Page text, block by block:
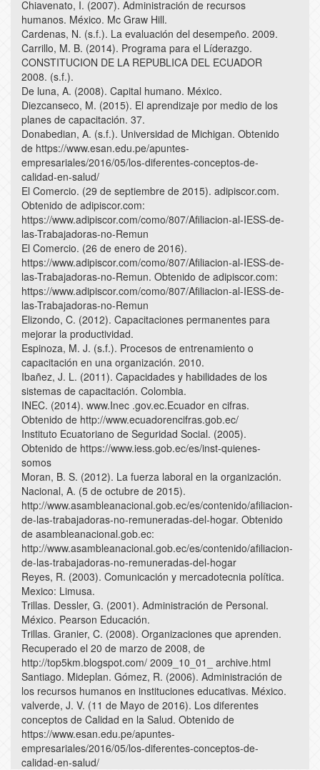
Chiavenato, I. (2007). Administración de recursos
humanos. México. Mc Graw Hill.
Cardenas, N. (s.f.). La evaluación del desempeño. 2009.
Carrillo, M. B. (2014). Programa para el Líderazgo.
CONSTITUCION DE LA REPUBLICA DEL ECUADOR
2008. (s.f.).
De luna, A. (2008). Capital humano. México.
Diezcanseco, M. (2015). El aprendizaje por medio de los
planes de capacitación. 37.
Donabedian, A. (s.f.). Universidad de Michigan. Obtenido
de https://www.esan.edu.pe/apuntes-
empresariales/2016/05/los-diferentes-conceptos-de-
calidad-en-salud/
El Comercio. (29 de septiembre de 2015). adipiscor.com.
Obtenido de adipiscor.com:
https://www.adipiscor.com/como/807/Afiliacion-al-IESS-de-
las-Trabajadoras-no-Remun
El Comercio. (26 de enero de 2016).
https://www.adipiscor.com/como/807/Afiliacion-al-IESS-de-
las-Trabajadoras-no-Remun. Obtenido de adipiscor.com:
https://www.adipiscor.com/como/807/Afiliacion-al-IESS-de-
las-Trabajadoras-no-Remun
Elizondo, C. (2012). Capacitaciones permanentes para
mejorar la productividad.
Espinoza, M. J. (s.f.). Procesos de entrenamiento o
capacitación en una organización. 2010.
Ibañez, J. L. (2011). Capacidades y habilidades de los
sistemas de capacitación. Colombia.
INEC. (2014). www.Inec .gov.ec.Ecuador en cifras.
Obtenido de http://www.ecuadorencifras.gob.ec/
Instituto Ecuatoriano de Seguridad Social. (2005).
Obtenido de https://www.iess.gob.ec/es/inst-quienes-
somos
Moran, B. S. (2012). La fuerza laboral en la organización.
Nacional, A. (5 de octubre de 2015).
http://www.asambleanacional.gob.ec/es/contenido/afiliacion-
de-las-trabajadoras-no-remuneradas-del-hogar. Obtenido
de asambleanacional.gob.ec:
http://www.asambleanacional.gob.ec/es/contenido/afiliacion-
de-las-trabajadoras-no-remuneradas-del-hogar
Reyes, R. (2003). Comunicación y mercadotecnia política.
Mexico: Limusa.
Trillas. Dessler, G. (2001). Administración de Personal.
México. Pearson Educación.
Trillas. Granier, C. (2008). Organizaciones que aprenden.
Recuperado el 20 de marzo de 2008, de
http://top5km.blogspot.com/ 2009_10_01_ archive.html
Santiago. Mideplan. Gómez, R. (2006). Administración de
los recursos humanos en instituciones educativas. México.
valverde, J. V. (11 de Mayo de 2016). Los diferentes
conceptos de Calidad en la Salud. Obtenido de
https://www.esan.edu.pe/apuntes-
empresariales/2016/05/los-diferentes-conceptos-de-
calidad-en-salud/